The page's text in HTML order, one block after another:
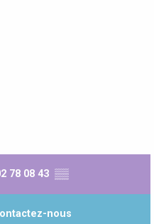
78 08 43 ▒▒
nous